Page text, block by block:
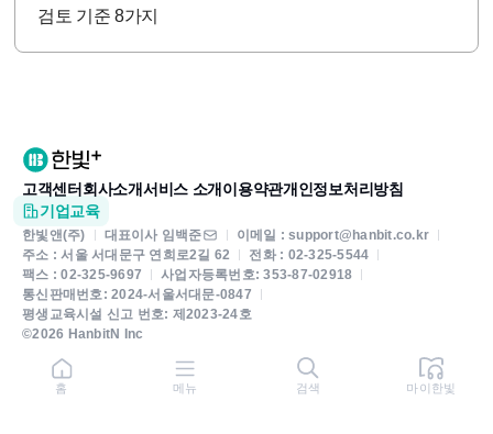
홈 메뉴 검색 마이한빛
검토 기준 8가지
고객센터 회사소개서비스 소개 이용약관개인정보처리방침
기업교육
한빛앤(주) 대표이사 임백준
이메일 : support@hanbit.co.kr
주소 : 서울 서대문구 연희로2길 62
전화 : 02-325-5544
팩스 : 02-325-9697
사업자등록번호: 353-87-02918
통신판매번호: 2024-서울서대문-0847
평생교육시설 신고 번호: 제2023-24호
©2026 HanbitN Inc